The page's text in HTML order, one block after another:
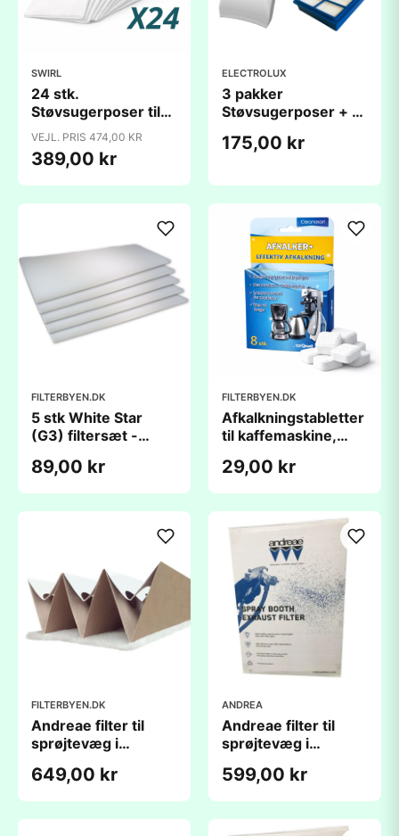
SWIRL
24 stk.
Støvsugerposer til
Miele Guard
støvsugere
VEJL. PRIS 474,00 KR
389,00 kr
ELECTROLUX
3 pakker
Støvsugerposer + 1
Electrolux & AEG
175,00 kr
FILTERBYEN.DK
5 stk White Star
(G3) filtersæt -
89,00 kr
FILTERBYEN.DK
Afkalkningstabletter
til kaffemaskine,
strygejern - 8 stk
29,00 kr
FILTERBYEN.DK
Andreae filter til
sprøjtevæg i
9,14m) - med
bagstop
649,00 kr
ANDREA
Andreae filter til
sprøjtevæg i
(0,9x11,2m)
Originalt
599,00 kr